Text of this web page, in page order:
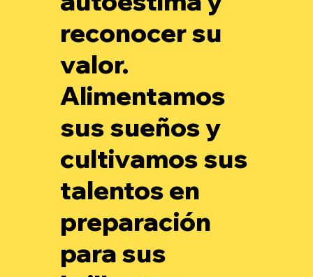
reconocer su
valor.
Alimentamos
sus sueños y
cultivamos sus
talentos en
preparación
para sus